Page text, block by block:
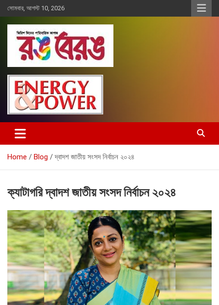
Skip
to
content
সোমবার, আগস্ট 10, 2026
রঙ বেরঙ
Home Blog দ্বাদশ জাতীয় সংসদ নির্বাচন ২০২৪
ক্যাটাগরিদ্বাদশ জাতীয় সংসদ নির্বাচন ২০২৪